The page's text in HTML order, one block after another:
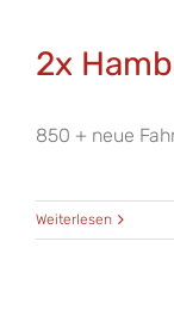
2x
850 + neue
Weiterlesen